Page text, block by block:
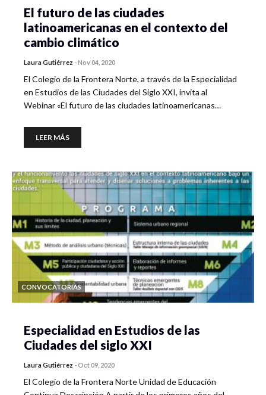
El futuro de las ciudades
latinoamericanas en el contexto del
cambio climático
Laura Gutiérrez -Nov 04, 2020
El Colegio de la Frontera Norte, a través de la Especialidad
en Estudios de las Ciudades del Siglo XXI, invita al
Webinar «El futuro de las ciudades latinoamericanas…
LEER MÁS
CONVOCATORIAS
Especialidad en Estudios de las
Ciudades del siglo XXI
Laura Gutiérrez -Oct 09, 2020
El Colegio de la Frontera Norte Unidad de Educación